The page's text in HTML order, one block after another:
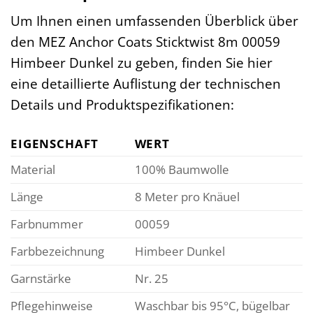
Um Ihnen einen umfassenden Überblick über
den MEZ Anchor Coats Sticktwist 8m 00059
Himbeer Dunkel zu geben, finden Sie hier
eine detaillierte Auflistung der technischen
Details und Produktspezifikationen:
EIGENSCHAFT
WERT
Material
100% Baumwolle
Länge
8 Meter pro Knäuel
Farbnummer
00059
Farbbezeichnung
Himbeer Dunkel
Garnstärke
Nr. 25
Pflegehinweise
Waschbar bis 95°C, bügelbar